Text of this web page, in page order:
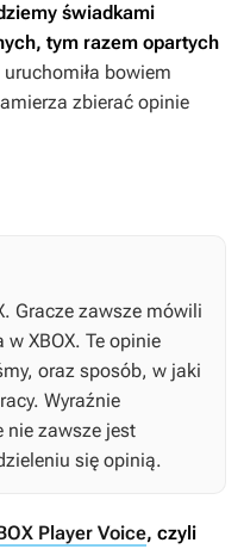
świadkami
tym razem opartych
bowiem
zbierać opinie
Gracze zawsze mówili
w XBOX. Te opinie
oraz sposób, w jaki
Wyraźnie
nie zawsze jest
się opinią.
Player Voice, czyli